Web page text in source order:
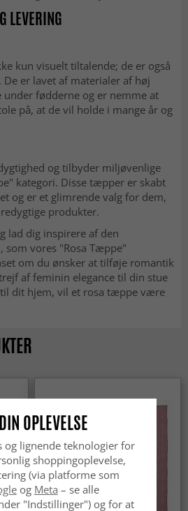
LEVERING
kun visuelt tiltalende; de er også
er lavet af materialer af høj
fødderne og er nemme at
på, at de vil holde i mange år og
og tilbyder miljøvenlige
kategori. Disse tæpper er skabt
og er et glimrende valg for dem,
produkter.
lad dig inspirere af den
som vores "Rosa Tæppe"
om du ønsker at tilføje romantik
af feminin elegance til din stue
dit hjem, vil et rosa tæppe være
OPLEVELSE
og lignende teknologier for
shoppingoplevelse,
(via platforme som
og Meta – se alle
"Indstillinger") og for at